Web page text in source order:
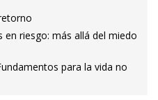
en riesgo: más allá del miedo
para la vida no